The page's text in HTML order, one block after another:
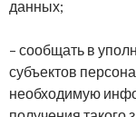
данных;
– сообщать в
субъектов
необходимую